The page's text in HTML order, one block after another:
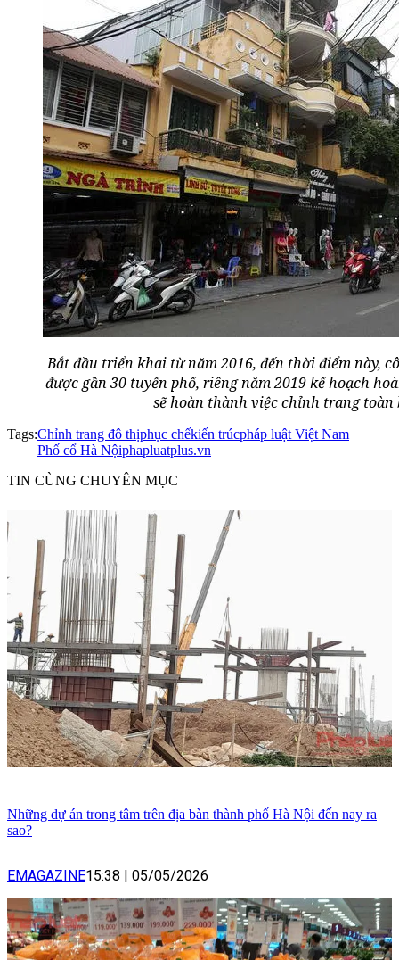
Bắt đầu triển khai từ năm 2016, đến thời điểm này,
được gần 30 tuyến phố, riêng năm 2019 kế hoạch
sẽ hoàn thành việc chỉnh trang toàn
Tags:Chỉnh trang đô thịphục chếkiến trúcpháp luật Việt Nam
Phố cổ Hà Nộiphapluatplus.vn
TIN CÙNG CHUYÊN MỤC
Những dự án trong tâm trên địa bàn thành phố Hà Nội đến nay ra
sao?
EMAGAZINE15:38 | 05/05/2026